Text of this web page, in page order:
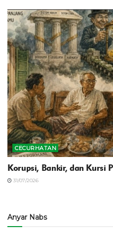
CECURHATAN
Korupsi, Bankir, dan Kursi
31/07/2026
Anyar Nabs